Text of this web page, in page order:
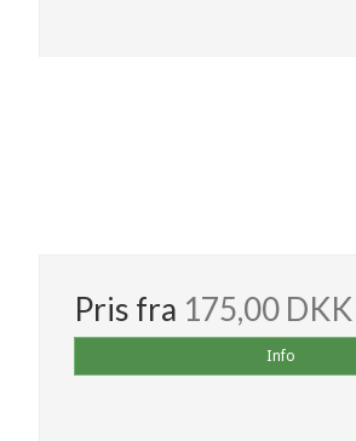
Pris fra 175,00 DKK
Info